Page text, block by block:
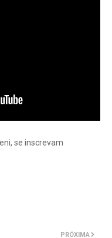
se inscrevam
PRÓXIMA